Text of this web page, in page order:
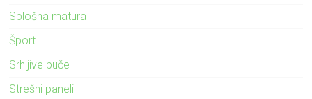
Splošna matura
Šport
Srhljive buče
Strešni paneli